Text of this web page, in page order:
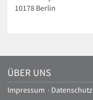
10178 Berlin
ÜBER UNS
Impressum · Datenschutz